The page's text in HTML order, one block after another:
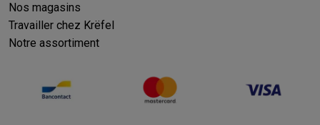
Nos magasins
Travailler chez Krëfel
Notre assortiment